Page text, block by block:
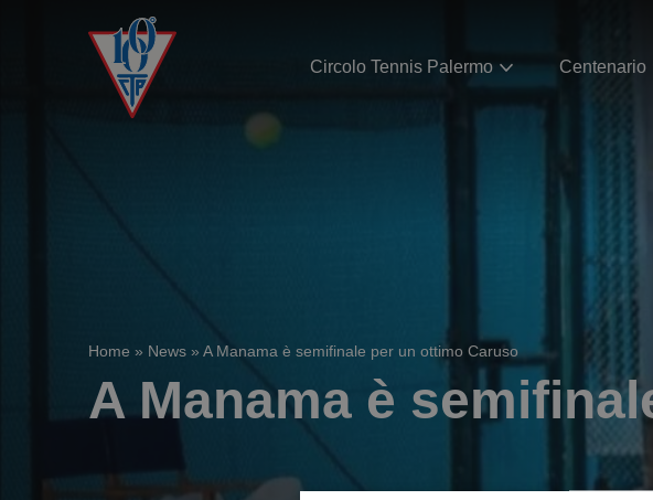
Circolo Tennis Palermo Centenario
Home » News » A Manama è semifinale per un ottimo Caruso
A Manama è